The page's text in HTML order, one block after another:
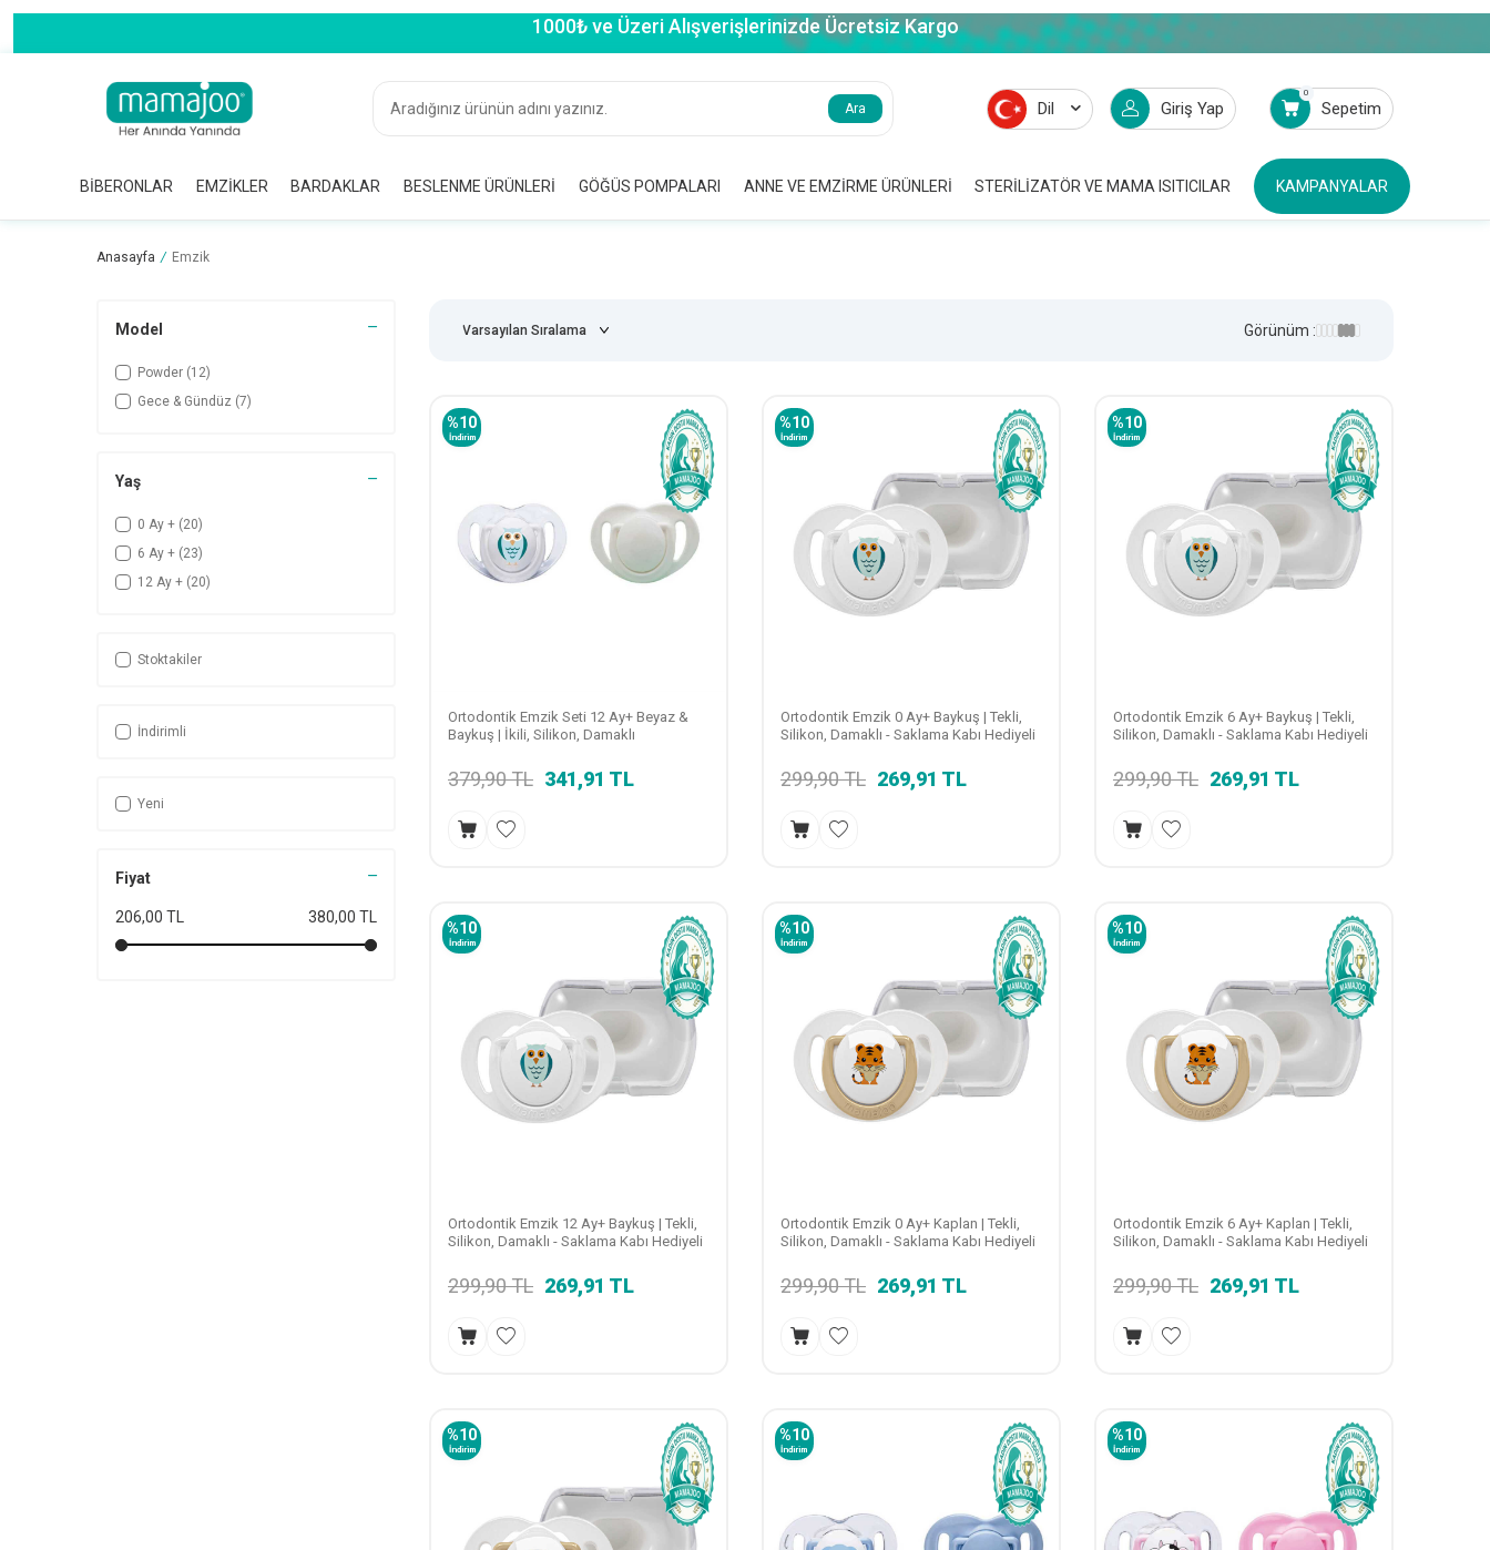
1000₺ ve Üzeri Alışverişlerinizde Ücretsiz Kargo
Ara Dil Giriş Yap
0
Sepetim
BIBERONLAR EMZIKLER BARDAKLAR BESLENME ÜRÜNLERI GÖĞÜS POMPALARI ANNE VE EMZIRME ÜRÜNLERI STERILIZATÖR VE MAMA ISITICILAR KAMPANYALAR
Anasayfa / Emzik
Model
Powder (12)
Gece & Gündüz (7)
Yaş
0 Ay + (20)
6 Ay + (23)
12 Ay + (20)
Stoktakiler
İndirimli
Yeni
Fiyat
206,00 TL 380,00 TL
Görünüm :
%10
İndirim
Ortodontik Emzik Seti 12 Ay+ Beyaz &
Baykuş | İkili, Silikon, Damaklı
379,90TL 341,91 TL
%10
İndirim
Ortodontik Emzik 0 Ay+ Baykuş | Tekli,
Silikon, Damaklı - Saklama Kabı Hediyeli
299,90TL 269,91 TL
%10
İndirim
Ortodontik Emzik 6 Ay+ Baykuş | Tekli,
Silikon, Damaklı - Saklama Kabı Hediyeli
299,90TL 269,91 TL
%10
İndirim
Ortodontik Emzik 12 Ay+ Baykuş | Tekli,
Silikon, Damaklı - Saklama Kabı Hediyeli
299,90TL 269,91 TL
%10
İndirim
Ortodontik Emzik 0 Ay+ Kaplan | Tekli,
Silikon, Damaklı - Saklama Kabı Hediyeli
299,90TL 269,91 TL
%10
İndirim
Ortodontik Emzik 6 Ay+ Kaplan | Tekli,
Silikon, Damaklı - Saklama Kabı Hediyeli
299,90TL 269,91 TL
%10
İndirim
%10
İndirim
%10
İndirim